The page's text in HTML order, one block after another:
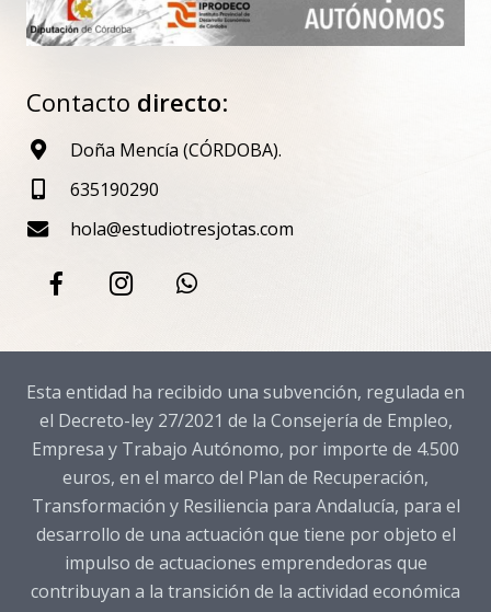
Contacto directo:
Doña Mencía (CÓRDOBA).
635190290
hola@estudiotresjotas.com
Esta entidad ha recibido una subvención, regulada en
el Decreto-ley 27/2021 de la Consejería de Empleo,
Empresa y Trabajo Autónomo, por importe de 4.500
euros, en el marco del Plan de Recuperación,
Transformación y Resiliencia para Andalucía, para el
desarrollo de una actuación que tiene por objeto el
impulso de actuaciones emprendedoras que
contribuyan a la transición de la actividad económica